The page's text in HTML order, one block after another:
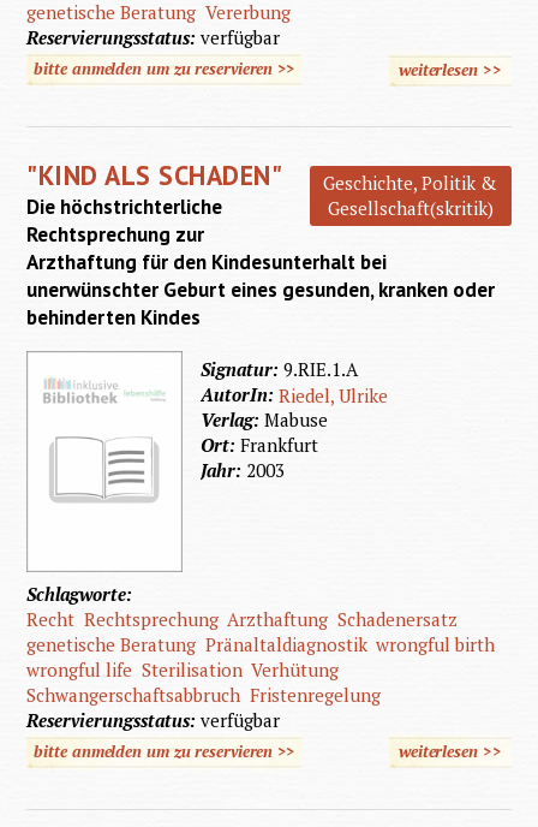
genetische Beratung Vererbung
Reservierungsstatus:verfügbar
bitte anmelden um zu reservieren >> weiterlesen über
>>
"KIND ALS SCHADEN"
Geschichte, Politik &
Gesellschaft(skritik)
Die höchstrichterliche
Rechtsprechung zur
Arzthaftung für den Kindesunterhalt bei
unerwünschter Geburt eines gesunden, kranken oder
behinderten Kindes
Signatur:9.RIE.1.A
AutorIn:Riedel, Ulrike
Verlag:Mabuse
Ort:Frankfurt
Jahr: 2003
Schlagworte:
Recht Rechtsprechung Arzthaftung Schadenersatz
genetische Beratung Pränaltaldiagnostik wrongful birth
wrongful life Sterilisation Verhütung
Schwangerschaftsabbruch Fristenregelung
Reservierungsstatus:verfügbar
bitte anmelden um zu reservieren >> weiterlesen
über
>>